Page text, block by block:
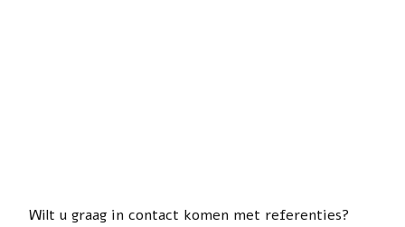
Wilt u graag in contact komen met referenties?